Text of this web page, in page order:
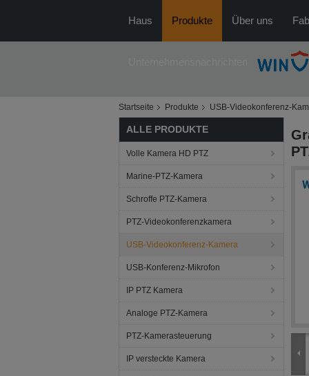
Haus Produkte Über uns
Startseite Produkte USB-Videokonferenz-
ALLE PRODUKTE
Volle Kamera HD PTZ
Marine-PTZ-Kamera
Schroffe PTZ-Kamera
PTZ-Videokonferenzkamera
USB-Videokonferenz-Kamera
USB-Konferenz-Mikrofon
IP PTZ Kamera
Analoge PTZ-Kamera
PTZ-Kamerasteuerung
IP versteckte Kamera